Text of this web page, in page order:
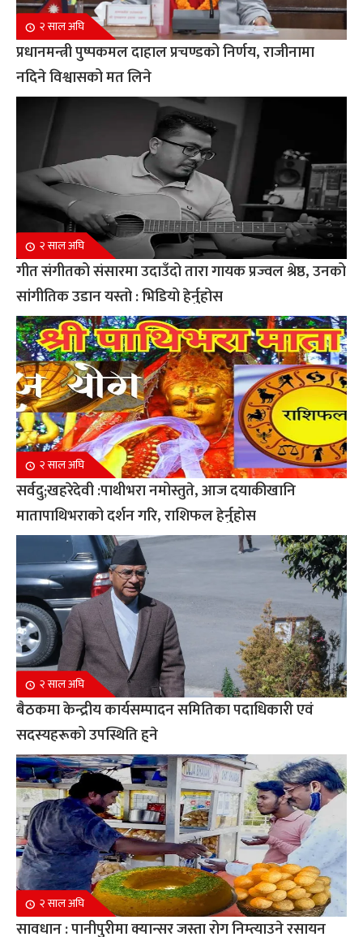
२ साल अघि
प्रधानमन्त्री पुष्पकमल दाहाल प्रचण्डको निर्णय, राजीनामा
नदिने विश्वासको मत लिने
२ साल अघि
गीत संगीतको संसारमा उदाउँदो तारा गायक प्रज्वल श्रेष्ठ, उनको
सांगीतिक उडान यस्तो : भिडियो हेर्नुहोस
२ साल अघि
सर्वदु;खहरेदेवी :पाथीभरा नमोस्तुते, आज दयाकीखानि
मातापाथिभराको दर्शन गरि, राशिफल हेर्नुहोस
२ साल अघि
बैठकमा केन्द्रीय कार्यसम्पादन समितिका पदाधिकारी एवं
सदस्यहरूको उपस्थिति हुने
२ साल अघि
सावधान : पानीपुरीमा क्यान्सर जस्ता रोग निम्त्याउने रसायन